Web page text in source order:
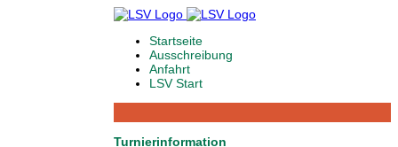
Startseite
Ausschreibung
Anfahrt
LSV Start
Turnierinformation